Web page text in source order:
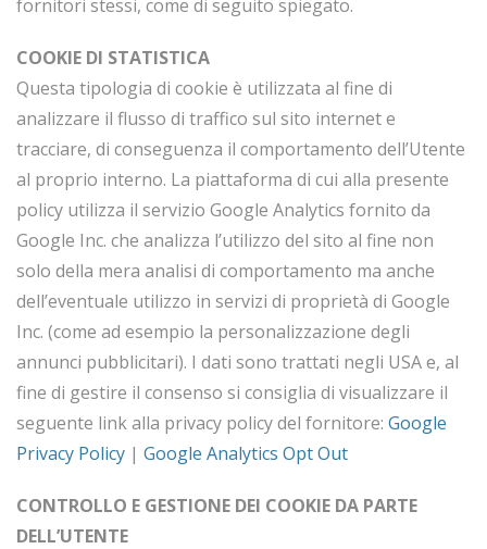
fornitori stessi, come di seguito spiegato.
COOKIE DI STATISTICA
Questa tipologia di cookie è utilizzata al fine di
analizzare il flusso di traffico sul sito internet e
tracciare, di conseguenza il comportamento dell’Utente
al proprio interno. La piattaforma di cui alla presente
policy utilizza il servizio Google Analytics fornito da
Google Inc. che analizza l’utilizzo del sito al fine non
solo della mera analisi di comportamento ma anche
dell’eventuale utilizzo in servizi di proprietà di Google
Inc. (come ad esempio la personalizzazione degli
annunci pubblicitari). I dati sono trattati negli USA e, al
fine di gestire il consenso si consiglia di visualizzare il
seguente link alla privacy policy del fornitore: Google
Privacy Policy | Google Analytics Opt Out
CONTROLLO E GESTIONE DEI COOKIE DA PARTE
DELL’UTENTE